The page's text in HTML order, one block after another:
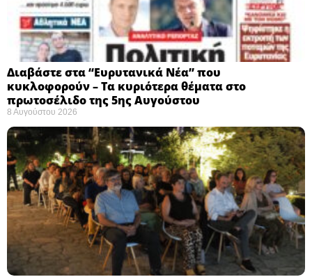
Διαβάστε στα “Ευρυτανικά Νέα” που
κυκλοφορούν – Τα κυριότερα θέματα στο
πρωτοσέλιδο της 5ης Αυγούστου
8 Αυγούστου 2026